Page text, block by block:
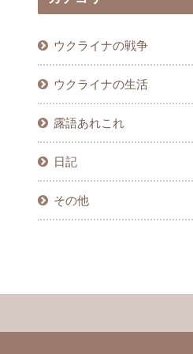
ウクライナの戦争
ウクライナの生活
露語あれこれ
日記
その他